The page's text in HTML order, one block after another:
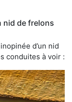
nid de frelons
d’un nid
conduites à voir :